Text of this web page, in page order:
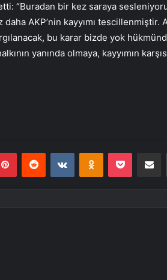
“Buradan bir kez saraya
AKP’nin kayyımı tescillenmiştir.
bu karar bizde yok
yanında olmaya, kayyımın
PinterestReddit VKontakteOdnoklassniki
Pocket